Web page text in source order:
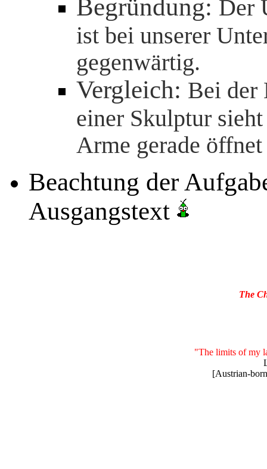
Begründung: Der
ist bei unserer
gegenwärtig.
Vergleich: Bei der
einer Skulptur
Arme gerade
Beachtung der
Ausgangstext
The
"The limits of my
[Austrian-